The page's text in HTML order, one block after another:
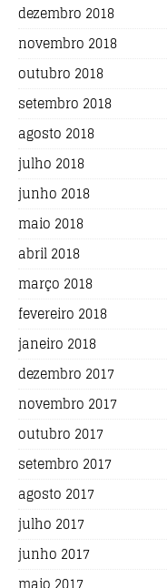
dezembro 2018
novembro 2018
outubro 2018
setembro 2018
agosto 2018
julho 2018
junho 2018
maio 2018
abril 2018
março 2018
fevereiro 2018
janeiro 2018
dezembro 2017
novembro 2017
outubro 2017
setembro 2017
agosto 2017
julho 2017
junho 2017